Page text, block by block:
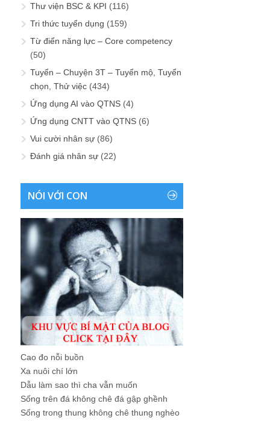
Thư viện BSC & KPI (116)
Tri thức tuyển dụng (159)
Từ điển năng lực – Core competency
(50)
Tuyển – Chuyện 3T – Tuyển mộ, Tuyển
chọn, Thử việc (434)
Ứng dụng AI vào QTNS (4)
Ứng dụng CNTT vào QTNS (6)
Vui cười nhân sự (86)
Đánh giá nhân sự (22)
NÓI VỚI CON
Cao đo nỗi buồn
Xa nuôi chí lớn
Dẫu làm sao thì cha vẫn muốn
Sống trên đá không chê đá gập ghềnh
Sống trong thung không chê thung nghèo